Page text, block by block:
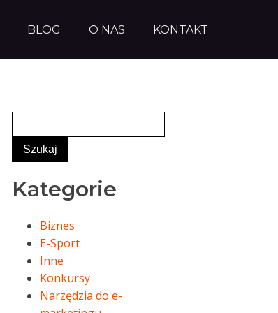
BLOG O NAS KONTAKT
Kategorie
Biznes
E-Sport
Inne
Konkursy
Narzędzia do e-